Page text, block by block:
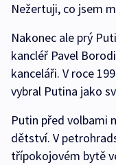
Nežertuji, co jsem
Nakonec ale prý
kancléř Pavel
kanceláři. V roce
vybral Putina jako
Putin před volbami
dětství. V
třípokojovém bytě